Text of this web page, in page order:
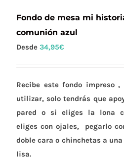
Fondo de mesa mi
comunión azul
Desde 34,95€
Recibe este fondo impreso ,
utilizar, solo tendrás que
pared o si eliges la lona
eliges con ojales, pegarlo
doble cara o chinchetas a
lisa.